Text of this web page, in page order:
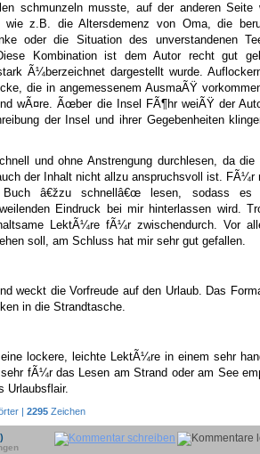
schmunzeln musste, auf der anderen Seite
wie z.B. die Altersdemenz von Oma, die
oder die Situation des unverstandenen
Kombination ist dem Autor recht gut
Ã¼berzeichnet dargestellt wurde.
die in angemessenem AusmaÃŸ
wÃ¤re. Ãœber die Insel FÃ¶hr weiÃŸ der
der Insel und ihrer Gegebenheiten
und ohne Anstrengung durchlesen, da die
der Inhalt nicht allzu anspruchsvoll ist. FÃ¼r
â€žzu schnellâ€œ lesen, sodass es
Eindruck bei mir hinterlassen wird.
LektÃ¼re fÃ¼r zwischendurch. Vor
soll, am Schluss hat mir sehr gut gefallen.
weckt die Vorfreude auf den Urlaub. Das
in die Strandtasche.
lockere, leichte LektÃ¼re in einem sehr
fÃ¼r das Lesen am Strand oder am See
Urlaubsflair.
| 2295 Zeichen